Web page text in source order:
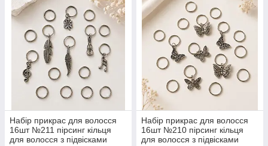
Набір прикрас для волосся
16шт №211 пірсинг кільця
для волосся з підвісками
Набір прикрас для волосся
16шт №210 пірсинг кільця
для волосся з підвісками